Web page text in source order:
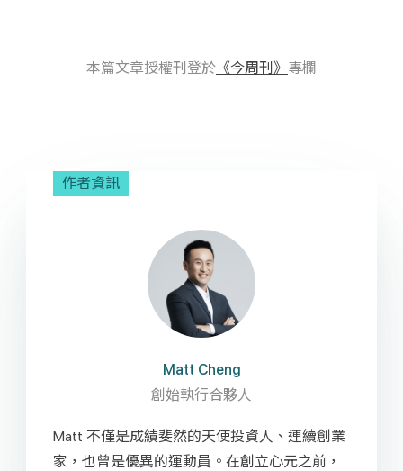
本篇文章授權刊登於 《今周刊》 專欄
作者資訊
Matt Cheng
創始執行合夥人
Matt 不僅是成績斐然的天使投資人、連續創業
家，也曾是優異的運動員。在創立心元之前，